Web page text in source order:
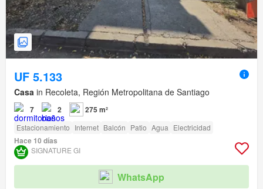
UF 5.133
Casa in Recoleta, Región Metropolitana de Santiago
7 2 275 m²
Estacionamiento Internet Balcón Patio Agua Electricidad
Hace 10 días
SIGNATURE GI
WhatsApp